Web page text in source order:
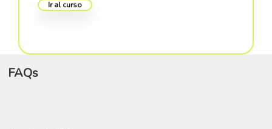
Ir al curso
FAQs